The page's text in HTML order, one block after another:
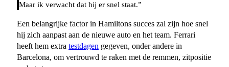
Maar ik verwacht dat hij er snel staat.”
Een belangrijke factor in Hamiltons succes zal zijn hoe snel
hij zich aanpast aan de nieuwe auto en het team. Ferrari
heeft hem extra testdagen gegeven, onder andere in
Barcelona, om vertrouwd te raken met de remmen, zitpositie